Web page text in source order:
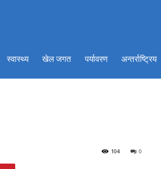
स्वास्थ्य खेल जगत पर्यावरण अन्तर्राष्ट्रिय
0
104